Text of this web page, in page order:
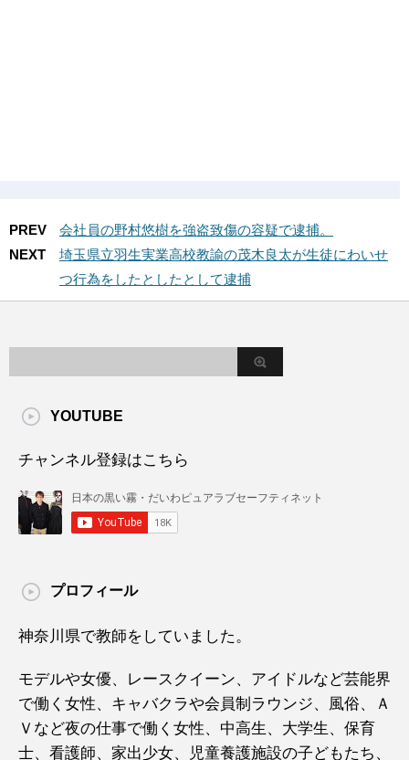
PREV
会社員の野村悠樹を強盗致傷の容疑で逮捕。
NEXT
埼玉県立羽生実業高校教諭の茂木良太が生徒にわいせ
つ行為をしたとしたとして逮捕
YOUTUBE
チャンネル登録はこちら
プロフィール
神奈川県で教師をしていました。
モデルや女優、レースクイーン、アイドルなど芸能界
で働く女性、キャバクラや会員制ラウンジ、風俗、Ａ
Ｖなど夜の仕事で働く女性、中高生、大学生、保育
士、看護師、家出少女、児童養護施設の子どもたち、